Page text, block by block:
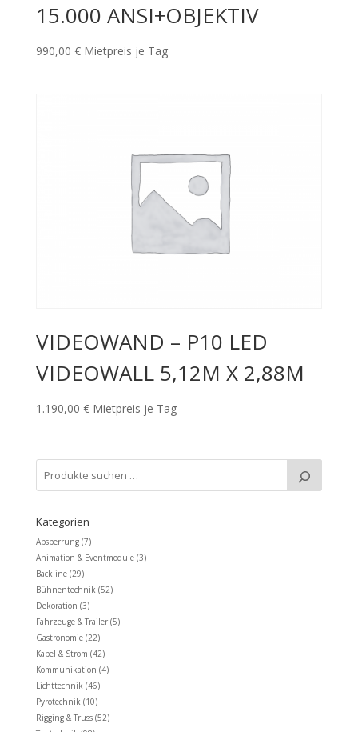
15.000 ANSI+OBJEKTIV
990,00 € Mietpreis je Tag
VIDEOWAND – P10 LED
VIDEOWALL 5,12M X 2,88M
1.190,00 € Mietpreis je Tag
Kategorien
Absperrung (7)
Animation & Eventmodule (3)
Backline (29)
Bühnentechnik (52)
Dekoration (3)
Fahrzeuge & Trailer (5)
Gastronomie (22)
Kabel & Strom (42)
Kommunikation (4)
Lichttechnik (46)
Pyrotechnik (10)
Rigging & Truss (52)